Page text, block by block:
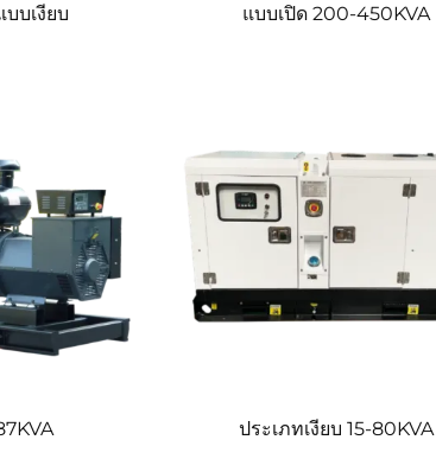
บเงียบ แบบเปิด 200-450KVA
ประเภทเงียบ 15-80KVA